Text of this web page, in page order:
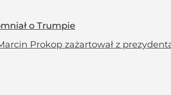
o Trumpie
Prokop zażartował z